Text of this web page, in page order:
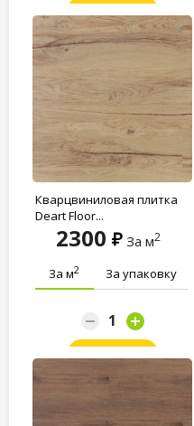
Заказать
Кварцвиниловая плитка
Deart Floor...
2300 За м2
За м2 За упаковку
Заказать